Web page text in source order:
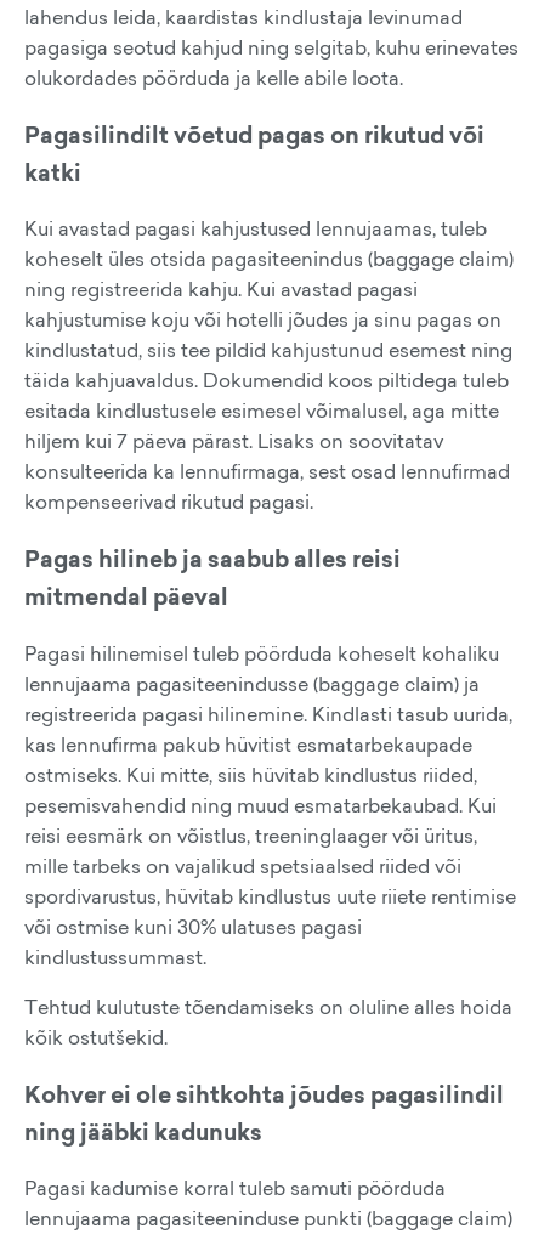
lahendus leida, kaardistas kindlustaja levinumad
pagasiga seotud kahjud ning selgitab, kuhu erinevates
olukordades pöörduda ja kelle abile loota.
Pagasilindilt võetud pagas on rikutud või
katki
Kui avastad pagasi kahjustused lennujaamas, tuleb
koheselt üles otsida pagasiteenindus (baggage claim)
ning registreerida kahju. Kui avastad pagasi
kahjustumise koju või hotelli jõudes ja sinu pagas on
kindlustatud, siis tee pildid kahjustunud esemest ning
täida kahjuavaldus. Dokumendid koos piltidega tuleb
esitada kindlustusele esimesel võimalusel, aga mitte
hiljem kui 7 päeva pärast. Lisaks on soovitatav
konsulteerida ka lennufirmaga, sest osad lennufirmad
kompenseerivad rikutud pagasi.
Pagas hilineb ja saabub alles reisi
mitmendal päeval
Pagasi hilinemisel tuleb pöörduda koheselt kohaliku
lennujaama pagasiteenindusse (baggage claim) ja
registreerida pagasi hilinemine. Kindlasti tasub uurida,
kas lennufirma pakub hüvitist esmatarbekaupade
ostmiseks. Kui mitte, siis hüvitab kindlustus riided,
pesemisvahendid ning muud esmatarbekaubad. Kui
reisi eesmärk on võistlus, treeninglaager või üritus,
mille tarbeks on vajalikud spetsiaalsed riided või
spordivarustus, hüvitab kindlustus uute riiete rentimise
või ostmise kuni 30% ulatuses pagasi
kindlustussummast.
Tehtud kulutuste tõendamiseks on oluline alles hoida
kõik ostutšekid.
Kohver ei ole sihtkohta jõudes pagasilindil
ning jääbki kadunuks
Pagasi kadumise korral tuleb samuti pöörduda
lennujaama pagasiteeninduse punkti (baggage claim)